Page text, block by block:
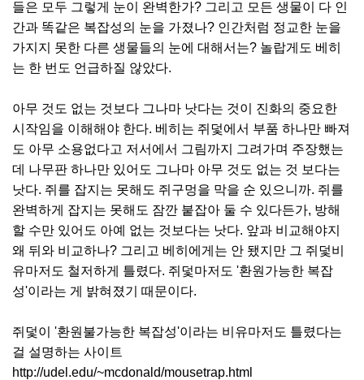
들은 모두 그렇게 눈이 완벽한가? 그리고 모든 생물이 다 인
간과 똑같은 복잡성의 눈을 가졌나? 인간처럼 정교한 눈을
가지지 못한 다른 생물들의 눈에 대해서는? 놀랍게도 베히
는 한 번도 언급하질 않았다.
아무 것도 없는 것보다 그나마 낫다는 것이 진화의 중요한
시작임을 이해해야 한다. 베히는 쥐덫에서 부품 하나만 빠져
도 아무 소용없다고 저서에서 그림까지 그려가며 주장했는
데 나무판 하나만 있어도 그나마 아무 것도 없는 것 보다는
낫다. 쥐를 잡지는 못해도 쥐구멍을 막을 순 있으니까. 쥐를
완벽하게 잡지는 못해도 잠깐 붙잡아 둘 수 있다든가, 방해
할 수만 있어도 아예 없는 것보다는 낫다. 앞과 비교해야지
왜 뒤와 비교하나? 그리고 베히에게는 안 됐지만 그 쥐덫비
유마저도 철저하게 틀렸다. 쥐덫마저도 '환원가능한 복잡
성'이라는 게 밝혀졌기 때문이다.
쥐덫이 '환원불가능한 복잡성'이라는 비유마저도 틀렸다는
걸 설명하는 사이트
http://udel.edu/~mcdonald/mousetrap.html